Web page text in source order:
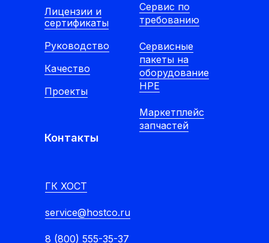
ГК ХОСТ
service@hostco.ru
8 (800) 555-35-37
Контакты
Сервис по
требованию
Сервисные
пакеты на
оборудование
HPE
Маркетплейс
запчастей
Лицензии и
сертификаты
Руководство
Качество
Проекты